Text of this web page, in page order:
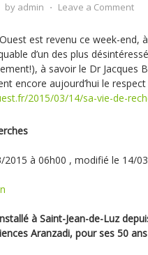
by admin ⋅ Leave a Comment
est revenu ce week-end,
d’un des plus
à savoir le Dr Jacques
encore aujourd’hui le respect
2015/03/14/sa-vie-de-
2015 à 06h00 , modifié le 14/
à Saint-Jean-de-Luz
Aranzadi, pour ses 50